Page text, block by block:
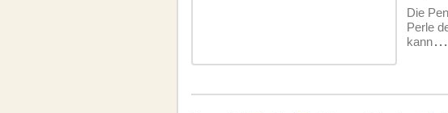
Die
Perle
kann...